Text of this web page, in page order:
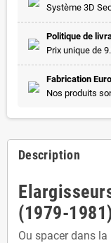
Système 3D
Politique de
Prix unique de
Fabrication
Nos produits
Description
(1979-1981)
Ou spacer dans